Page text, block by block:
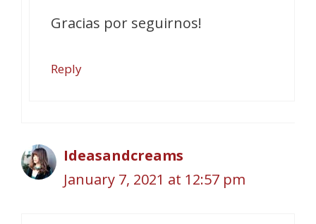
Gracias por seguirnos!
Reply
Ideasandcreams
January 7, 2021 at 12:57 pm